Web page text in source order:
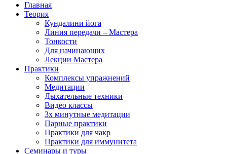
Главная
Теория
Кундалини йога
Линия передачи – Мастера
Тонкости
Для начинающих
Лекции Мастера
Практики
Комплексы упражнений
Медитации
Дыхательные техники
Видео классы
3х минутные медитации
Парные практики
Практики для чакр
Практики для иммунитета
Семинары и туры